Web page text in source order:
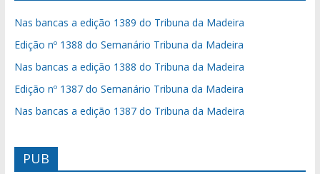
Nas bancas a edição 1389 do Tribuna da Madeira
Edição nº 1388 do Semanário Tribuna da Madeira
Nas bancas a edição 1388 do Tribuna da Madeira
Edição nº 1387 do Semanário Tribuna da Madeira
Nas bancas a edição 1387 do Tribuna da Madeira
PUB